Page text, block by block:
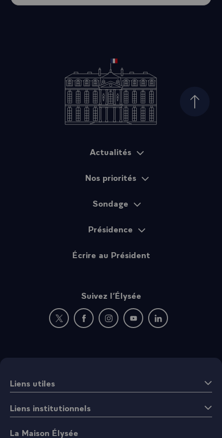
Haut
Actualités
Nos priorités
Sondage
Présidence
Écrire au Président
Suivez l’Élysée
Nouvelle fenêtre : rejoignez-nous sur Twitter
Nouvelle fenêtre : rejoignez-nous sur
Nouvelle fenêtre : rejoignez-nous
Nouvelle fenêtre :
Nouvelle fenêtre :
Liens utiles
Liens institutionnels
La Maison Élysée